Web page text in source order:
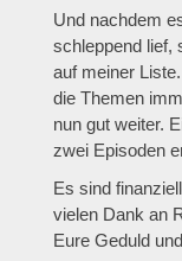
Und nachdem
schleppend lief,
auf meiner
die Themen
nun gut weiter.
zwei Episoden
Es sind
vielen Dank an
Eure Geduld